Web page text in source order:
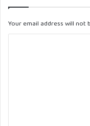
Your email address will not